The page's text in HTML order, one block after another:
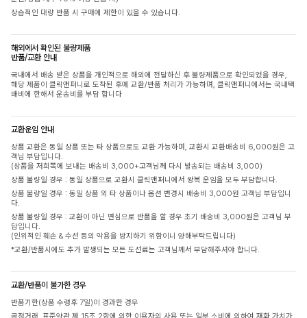
상습적인 대량 반품 시 구매에 제한이 있을 수 있습니다.
해외에서 확인된 불량제품
반품/교환 안내
국내에서 배송 받은 상품을 개인적으로 해외에 전달하신 후 불량제품으로 확인되었을 경우,
해당 제품이 클릭앤퍼니로 도착된 후에 교환/반품 처리가 가능하며, 클릭앤퍼니에서는 국내택
배비에 한해서 운송비를 부담 합니다
교환운임 안내
상품 교환은 동일 상품 또는 타 상품으로도 교환 가능하며, 교환시 교환배송비 6,000원은 고
객님 부담입니다.
(상품을 저희쪽에 보내는 배송비 3,000+고객님께 다시 발송되는 배송비 3,000)
상품 불량일 경우 : 동일 상품으로 교환시 클릭앤퍼니에서 왕복 운임을 모두 부담합니다.
상품 불량일 경우 : 동일 상품 외 타 상품이나 옵션 변경시 배송비 3,000원 고객님 부담입니
다.
상품 불량일 경우 : 교환이 아닌 변심으로 반품을 할 경우 초기 배송비 3,000원은 고객님 부
담입니다.
(인위적인 훼손 & 수선 등의 악용을 방지하기 위함이니 양해부탁드립니다)
*교환/반품시에도 추가 발생되는 모든 도선료는 고객님께서 부담해주셔야 합니다.
교환/반품이 불가한 경우
반품기한(상품 수령후 7일)이 경과한 경우